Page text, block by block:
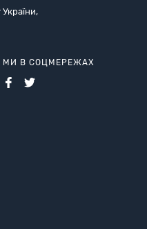
МИ В СОЦМЕРЕЖАХ